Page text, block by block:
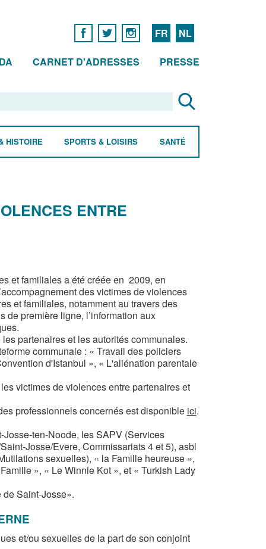
FR NL
CARNET D'ADRESSES PRESSE
HISTOIRE SPORTS & LOISIRS SANTÉ
ENTRE
et familiales a été créée en 2009, en
des victimes de violences
et familiales, notamment au travers des
de première ligne, l’information aux
partenaires et les autorités communales.
communale : « Travail des policiers
d'Istanbul », « L'aliénation parentale
victimes de violences entre partenaires et
professionnels concernés est disponible ici.
ten-Noode, les SAPV (Services
Josse/Evere, Commissariats 4 et 5), asbl
sexuelles), « la Famille heureuse »,
», « Le Winnie Kot », et « Turkish Lady
Saint-Josse».
et/ou sexuelles de la part de son conjoint